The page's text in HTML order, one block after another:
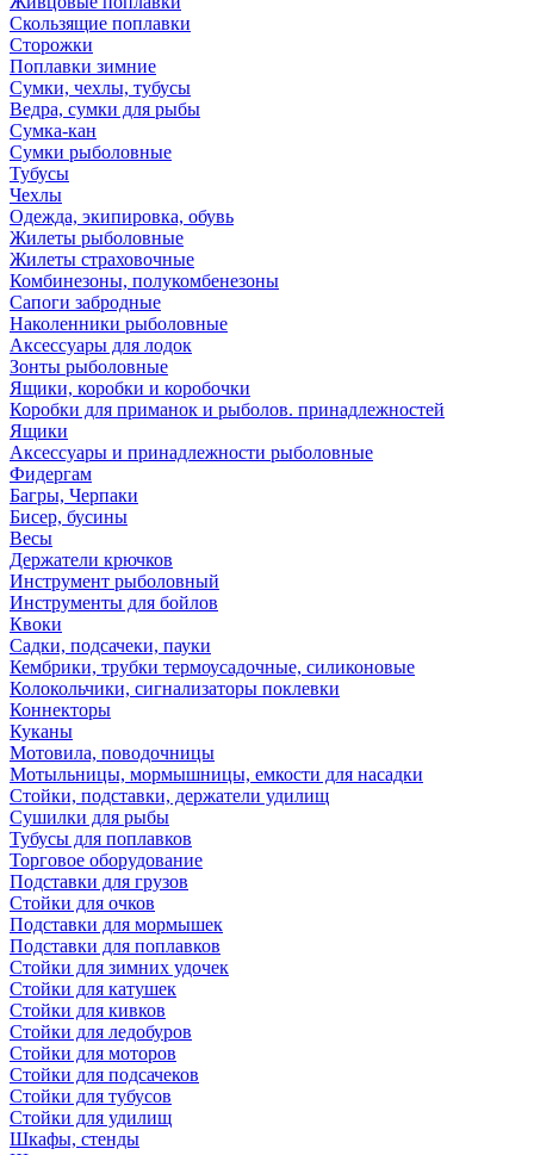
Скользящие поплавки
Сторожки
Поплавки зимние
Сумки, чехлы, тубусы
Ведра, сумки для рыбы
Сумка-кан
Сумки рыболовные
Тубусы
Чехлы
Одежда, экипировка, обувь
Жилеты рыболовные
Жилеты страховочные
Комбинезоны, полукомбенезоны
Сапоги забродные
Наколенники рыболовные
Аксессуары для лодок
Зонты рыболовные
Ящики, коробки и коробочки
Коробки для приманок и рыболов. принадлежностей
Ящики
Аксессуары и принадлежности рыболовные
Фидергам
Багры, Черпаки
Бисер, бусины
Весы
Держатели крючков
Инструмент рыболовный
Инструменты для бойлов
Квоки
Садки, подсачеки, пауки
Кембрики, трубки термоусадочные, силиконовые
Колокольчики, сигнализаторы поклевки
Коннекторы
Куканы
Мотовила, поводочницы
Мотыльницы, мормышницы, емкости для насадки
Стойки, подставки, держатели удилищ
Сушилки для рыбы
Тубусы для поплавков
Торговое оборудование
Подставки для грузов
Стойки для очков
Подставки для мормышек
Подставки для поплавков
Стойки для зимних удочек
Стойки для катушек
Стойки для кивков
Стойки для ледобуров
Стойки для моторов
Стойки для подсачеков
Стойки для тубусов
Стойки для удилищ
Шкафы, стенды